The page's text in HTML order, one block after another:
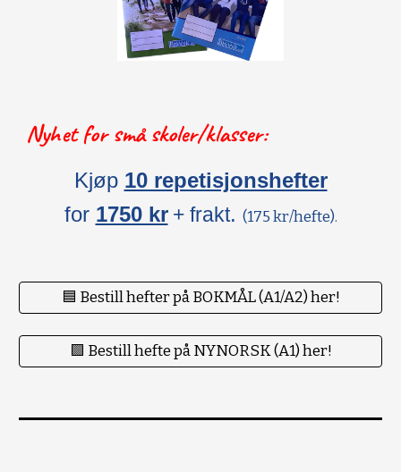
Nyhet for små skoler/klasser:
Kjøp 10 repetisjonshefter
for 1750 kr + frakt. (175 kr/hefte).
🟦 Bestill hefter på BOKMÅL (A1/A2) her!
🟪 Bestill hefte på NYNORSK (A1) her!